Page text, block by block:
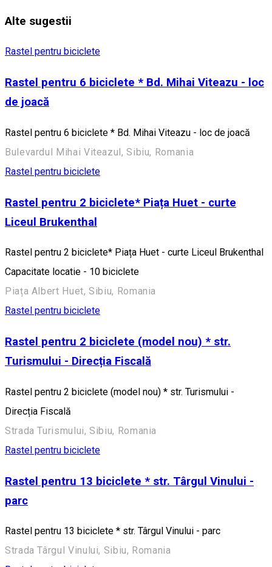
Alte sugestii
Rastel pentru biciclete
Rastel pentru 6 biciclete * Bd. Mihai Viteazu - loc
de joacă
Rastel pentru 6 biciclete * Bd. Mihai Viteazu - loc de joacă
Bulevardul Mihai Viteazul, Sibiu, Romania
Rastel pentru biciclete
Rastel pentru 2 biciclete* Piața Huet - curte
Liceul Brukenthal
Rastel pentru 2 biciclete* Piața Huet - curte Liceul Brukenthal
Capacitate locatie - 10 biciclete
Piața Albert Huet, Sibiu, Romania
Rastel pentru biciclete
Rastel pentru 2 biciclete (model nou) * str.
Turismului - Direcția Fiscală
Rastel pentru 2 biciclete (model nou) * str. Turismului -
Direcția Fiscală
Strada Turismului, Sibiu, Romania
Rastel pentru biciclete
Rastel pentru 13 biciclete * str. Târgul Vinului -
parc
Rastel pentru 13 biciclete * str. Târgul Vinului - parc
Strada Târgul Vinului, Sibiu, Romania